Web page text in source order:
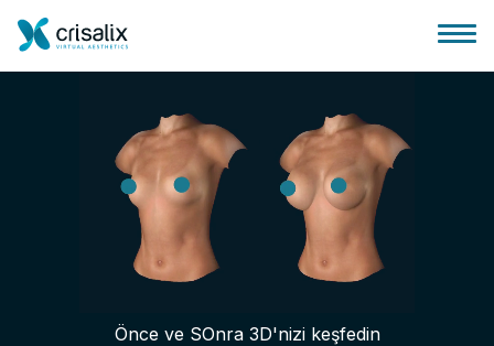
Cerrah ana sayfası
3D İş Platformu
Önce ve SOnra 3D'nizi keşfedin